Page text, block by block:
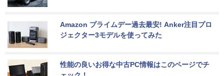
Amazon プライムデー過去最安! Anker注目プロ
ジェクター3モデルを使ってみた
性能の良いお得な中古PC情報はこのページでチ